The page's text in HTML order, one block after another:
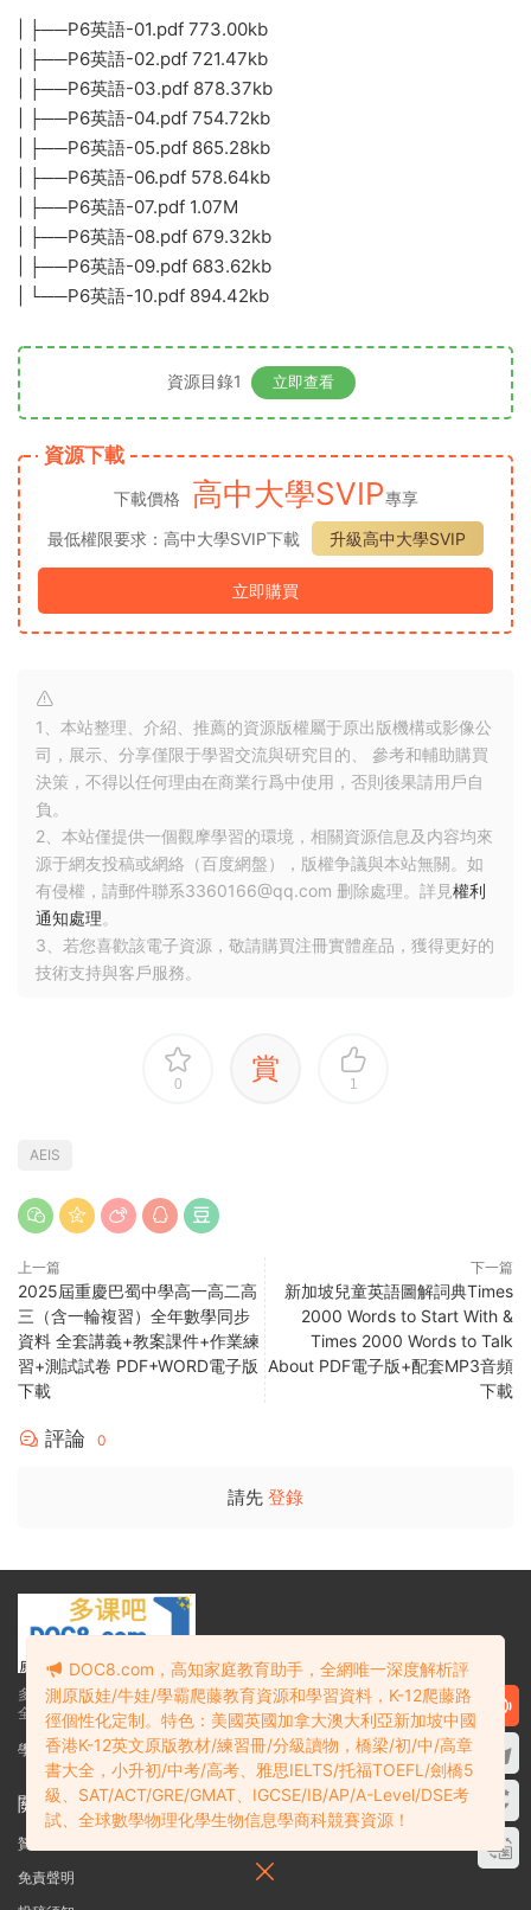
| ├──P6英語-01.pdf 773.00kb
| ├──P6英語-02.pdf 721.47kb
| ├──P6英語-03.pdf 878.37kb
| ├──P6英語-04.pdf 754.72kb
| ├──P6英語-05.pdf 865.28kb
| ├──P6英語-06.pdf 578.64kb
| ├──P6英語-07.pdf 1.07M
| ├──P6英語-08.pdf 679.32kb
| ├──P6英語-09.pdf 683.62kb
| └──P6英語-10.pdf 894.42kb
資源目錄1 立即查看
資源下載
下載價格 高中大學SVIP專享
最低權限要求：高中大學SVIP下載
升級高中大學SVIP
立即購買
1、本站整理、介紹、推薦的資源版權屬于原出版機構或影像公
司，展示、分享僅限于學習交流與研究目的、 參考和輔助購買
決策，不得以任何理由在商業行爲中使用，否則後果請用戶自
負。
2、本站僅提供一個觀摩學習的環境，相關資源信息及内容均來
源于網友投稿或網絡（百度網盤），版權争議與本站無關。如
有侵權，請郵件聯系3360166@qq.com 删除處理。詳見權利
通知處理。
3、若您喜歡該電子資源，敬請購買注冊實體産品，獲得更好的
技術支持與客戶服務。
0 賞 1
AEIS
上一篇
2025屆重慶巴蜀中學高一高二高
三（含一輪複習）全年數學同步
資料 全套講義+教案課件+作業練
習+測試試卷 PDF+WORD電子版
下載
下一篇
新加坡兒童英語圖解詞典Times
2000 Words to Start With &
Times 2000 Words to Talk
About PDF電子版+配套MP3音頻
下載
評論 0
請先 登錄
多課吧DOC8.com——高知家庭教育助手
全網唯一深度解析K12爬藤教育資源和學習資料
學霸必備：在線網盤教育資源學習資料目錄索引
關于
贊助細則
免責聲明
DOC8.com，高知家庭教育助手，全網唯一深度解析評
測原版娃/牛娃/學霸爬藤教育資源和學習資料，K-12爬藤路
徑個性化定制。特色：美國英國加拿大澳大利亞新加坡中國
香港K-12英文原版教材/練習冊/分級讀物，橋梁/初/中/高章
書大全，小升初/中考/高考、雅思IELTS/托福TOEFL/劍橋5
級、SAT/ACT/GRE/GMAT、IGCSE/IB/AP/A-Level/DSE考
試、全球數學物理化學生物信息學商科競賽資源！